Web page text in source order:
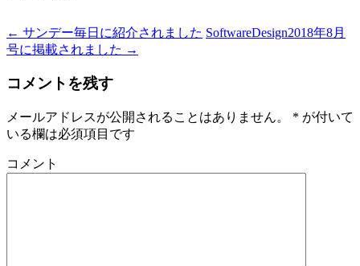
投
稿
ナ
ビ
ゲ
ー
← サンデー毎日に紹介されました SoftwareDesign2018年8月
号に掲載されました →
コメントを残す
メールアドレスが公開されることはありません。 * が付いて
いる欄は必須項目です
コメント